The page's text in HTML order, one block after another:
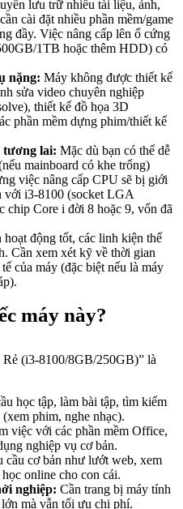
lưu trữ nhiều tài liệu, ảnh,
cài đặt nhiều phần mềm/game
đầy. Việc nâng cấp lên ổ cứng
1TB hoặc thêm HDD) có
nặng: Máy không được thiết kế
sửa video chuyên nghiệp
thiết kế đồ họa 3D
phần mềm dựng phim/thiết kế
tương lai: Mặc dù bạn có thể dễ
mainboard có khe trống)
việc nâng cấp CPU sẽ bị giới
với i3-8100 (socket LGA
chip Core i đời 8 hoặc 9, vốn đã
hoạt động tốt, các linh kiện thế
Cần xem xét kỹ về thời gian
của máy (đặc biệt nếu là máy
máy này?
(i3-8100/8GB/250GB)” là
học tập, làm bài tập, tìm kiếm
phim, nghe nhạc).
việc với các phần mềm Office,
nghiệp vụ cơ bản.
cầu cơ bản như lướt web, xem
online cho con cái.
nghiệp: Cần trang bị máy tính
mà vẫn tối ưu chi phí.